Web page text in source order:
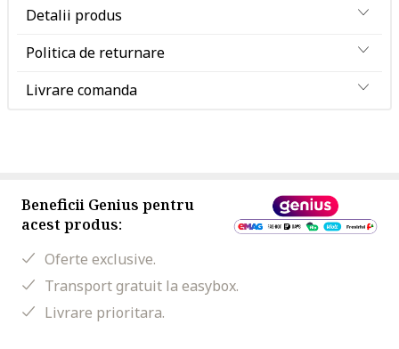
Detalii produs
Politica de returnare
Livrare comanda
Beneficii Genius pentru
acest produs:
Oferte exclusive.
Transport gratuit la easybox.
Livrare prioritara.